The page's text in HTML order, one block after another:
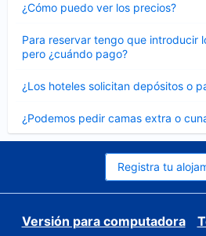
¿Cómo puedo ver los precios?
cerrado
Para reservar tengo que introducir
pero ¿cuándo pago?
cerrado
¿Los hoteles solicitan depósitos o
cerrado
¿Podemos pedir camas extra o
cerrado
Registra tu
Versión para computadora